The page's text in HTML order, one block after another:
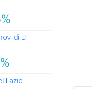
di LT
Lazio